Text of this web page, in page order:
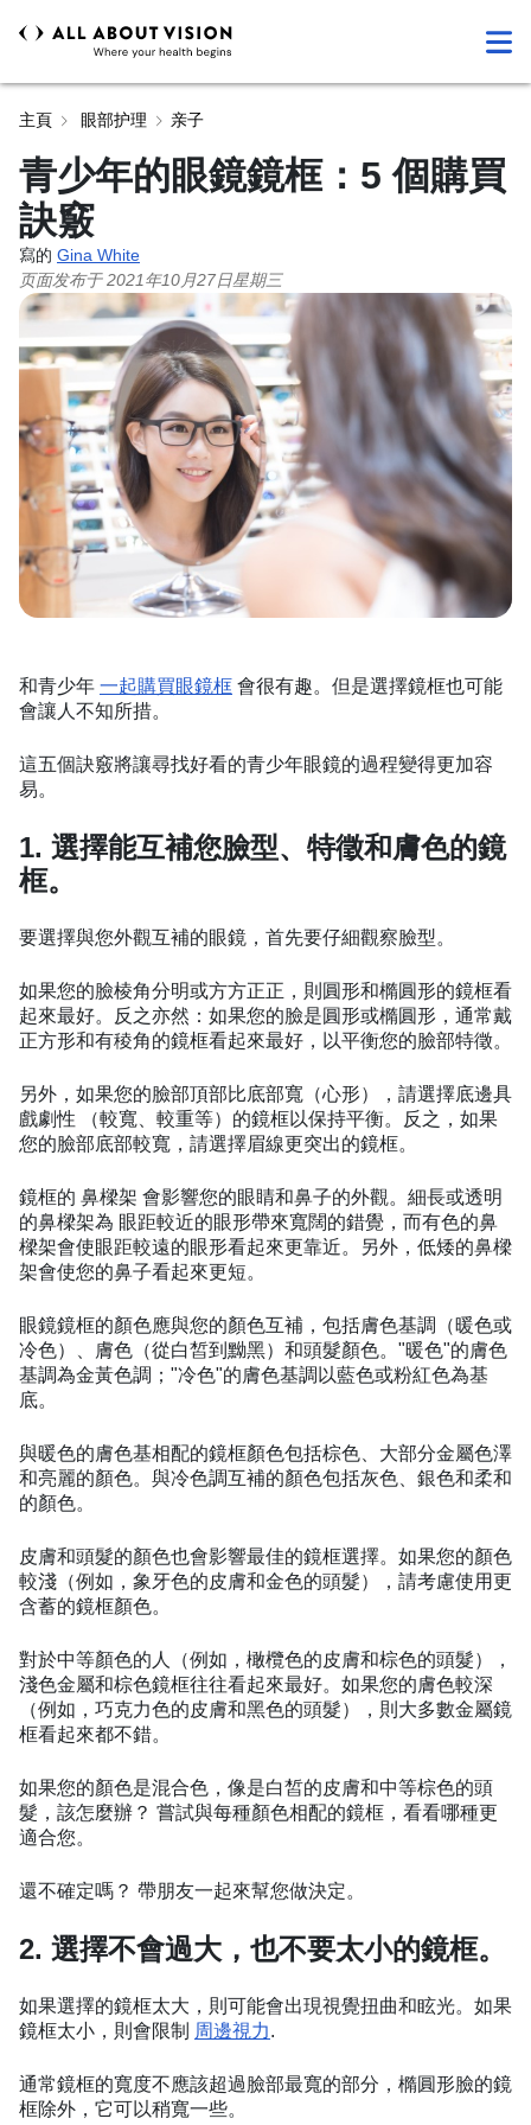
主頁 眼部护理 亲子
青少年的眼鏡鏡框：5 個購買
訣竅
寫的 Gina White
页面发布于2021年10月27日星期三
和青少年 一起購買眼鏡框 會很有趣。但是選擇鏡框也可能
會讓人不知所措。
這五個訣竅將讓尋找好看的青少年眼鏡的過程變得更加容
易。
1. 選擇能互補您臉型、特徵和膚色的鏡
框。
要選擇與您外觀互補的眼鏡，首先要仔細觀察臉型。
如果您的臉棱角分明或方方正正，則圓形和橢圓形的鏡框看
起來最好。反之亦然：如果您的臉是圓形或橢圓形，通常戴
正方形和有稜角的鏡框看起來最好，以平衡您的臉部特徵。
另外，如果您的臉部頂部比底部寬（心形），請選擇底邊具
戲劇性 （較寬、較重等）的鏡框以保持平衡。反之，如果
您的臉部底部較寬，請選擇眉線更突出的鏡框。
鏡框的 鼻樑架 會影響您的眼睛和鼻子的外觀。細長或透明
的鼻樑架為 眼距較近的眼形帶來寬闊的錯覺，而有色的鼻
樑架會使眼距較遠的眼形看起來更靠近。另外，低矮的鼻樑
架會使您的鼻子看起來更短。
眼鏡鏡框的顏色應與您的顏色互補，包括膚色基調（暖色或
冷色）、膚色（從白皙到黝黑）和頭髮顏色。"暖色"的膚色
基調為金黃色調；"冷色"的膚色基調以藍色或粉紅色為基
底。
與暖色的膚色基相配的鏡框顏色包括棕色、大部分金屬色澤
和亮麗的顏色。與冷色調互補的顏色包括灰色、銀色和柔和
的顏色。
皮膚和頭髮的顏色也會影響最佳的鏡框選擇。如果您的顏色
較淺（例如，象牙色的皮膚和金色的頭髮），請考慮使用更
含蓄的鏡框顏色。
對於中等顏色的人（例如，橄欖色的皮膚和棕色的頭髮），
淺色金屬和棕色鏡框往往看起來最好。如果您的膚色較深
（例如，巧克力色的皮膚和黑色的頭髮），則大多數金屬鏡
框看起來都不錯。
如果您的顏色是混合色，像是白皙的皮膚和中等棕色的頭
髮，該怎麼辦？ 嘗試與每種顏色相配的鏡框，看看哪種更
適合您。
還不確定嗎？ 帶朋友一起來幫您做決定。
2. 選擇不會過大，也不要太小的鏡框。
如果選擇的鏡框太大，則可能會出現視覺扭曲和眩光。如果
鏡框太小，則會限制 周邊視力.
通常鏡框的寬度不應該超過臉部最寬的部分，橢圓形臉的鏡
框除外，它可以稍寬一些。